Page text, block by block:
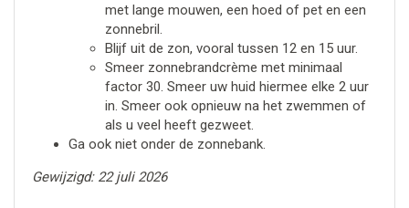
met lange mouwen, een hoed of pet en een
zonnebril.
Blijf uit de zon, vooral tussen 12 en 15 uur.
Smeer zonnebrandcrème met minimaal
factor 30. Smeer uw huid hiermee elke 2 uur
in. Smeer ook opnieuw na het zwemmen of
als u veel heeft gezweet.
Ga ook niet onder de zonnebank.
Gewijzigd: 22 juli 2026